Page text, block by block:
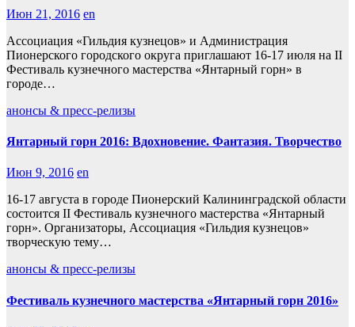
Июн 21, 2016 en
Ассоциация «Гильдия кузнецов» и Администрация
Пионерского городского округа приглашают 16-17 июля на II
Фестиваль кузнечного мастерства «Янтарный горн» в
городе…
анонсы & пресс-релизы
Янтарный горн 2016: Вдохновение. Фантазия. Творчество
Июн 9, 2016 en
16-17 августа в городе Пионерский Калининградской области
состоится II Фестиваль кузнечного мастерства «Янтарный
горн». Организаторы, Ассоциация «Гильдия кузнецов»
творческую тему…
анонсы & пресс-релизы
Фестиваль кузнечного мастерства «Янтарный горн 2016»